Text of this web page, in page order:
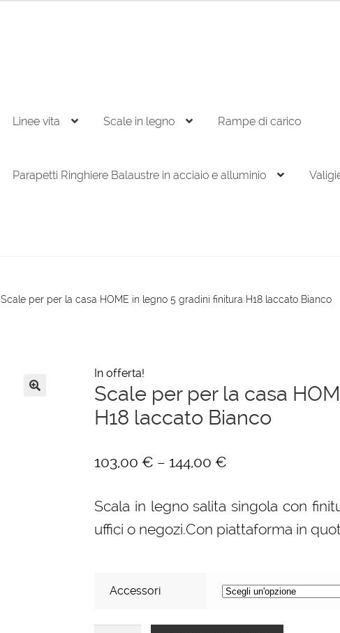
Linee vita Scale in legno Rampe di carico
Parapetti Ringhiere Balaustre in acciaio e alluminio
Scale per per la casa HOME in legno 5 gradini finitura H18 laccato Bianco
In offerta!
Scale per per la casa
H18 laccato Bianco
103,00 € – 144,00 €
Scala in legno salita singola con
uffici o negozi.Con piattaforma in
Accessori